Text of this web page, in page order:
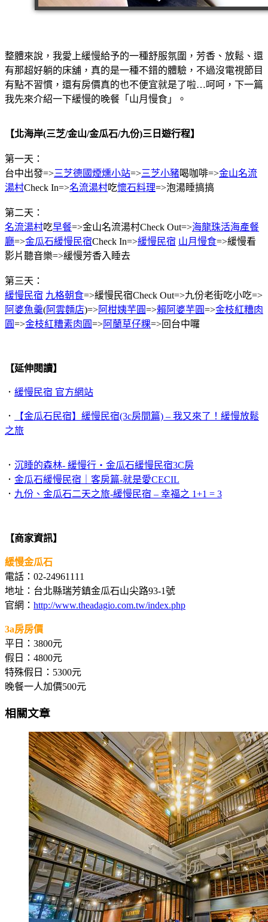
整體來說，我愛上緩慢給予的一種舒服氛圍，芳香、放鬆、還
有那超好躺的床舖，真的是一種不錯的體驗，不過沒電視節目
有點不習慣，還有房價真的也不便宜就是了啦…呵呵，下一篇
我先來介紹一下緩慢的晚餐「山月慢食」。
【北海岸(三芝/金山/金瓜石/九份)三日遊行程】
第一天：
台中出發=>三芝德國煙燻小站=>三芝小豬喝咖啡=>金山名流
湯村Check In=>名流湯村吃懷石料理=>泡湯睡搞搞
第二天：
名流湯村吃早餐=>金山名流湯村Check Out=>海龍珠活海產餐
廳=>金瓜石緩慢民宿Check In=>緩慢民宿 山月慢食=>緩慢看
影片聽音樂=>緩慢芳香入睡去
第三天：
緩慢民宿 九格朝食=>緩慢民宿Check Out=>九份老街吃小吃=>
阿婆魚羹(阿雲麵店)=>阿柑姨芋圓=>賴阿婆芋圓=>金枝紅糟肉
圓=>金枝紅糟素肉圓=>阿蘭草仔粿=>回台中囉
【延伸閱讀】
． 緩慢民宿 官方網站
．
【金瓜石民宿】緩慢民宿(3c房間篇) – 我又來了！緩慢放鬆
之旅
． 沉睡的森林- 緩慢行‧金瓜石緩慢民宿3C房
． 金瓜石緩慢民宿｜客房篇-就是愛CECIL
． 九份、金瓜石二天之旅-緩慢民宿 – 幸福之 1+1 = 3
【商家資訊】
緩慢金瓜石
電話：02-24961111
地址：台北縣瑞芳鎮金瓜石山尖路93-1號
官網： http://www.theadagio.com.tw/index.php
3a房房價
平日：3800元
假日：4800元
特殊假日：5300元
晚餐一人加價500元
相關文章